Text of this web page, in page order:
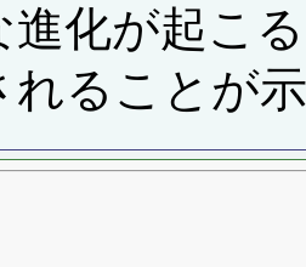
進化が起こ
れることが